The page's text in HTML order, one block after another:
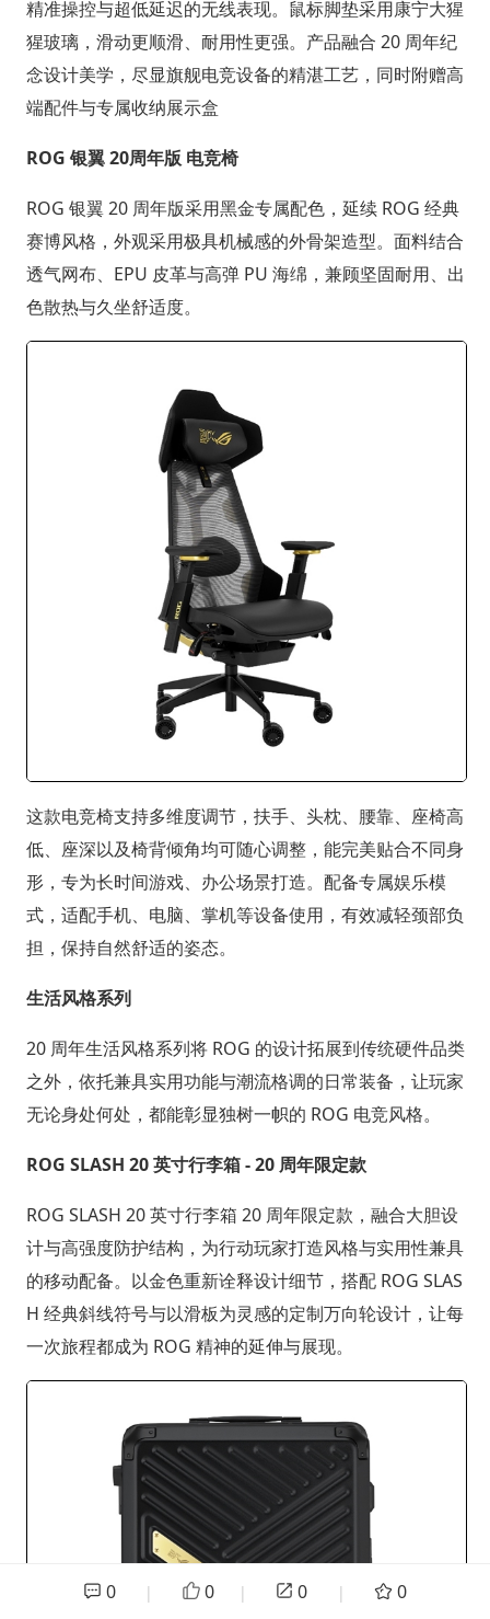
精准操控与超低延迟的无线表现。鼠标脚垫采用康宁大猩
猩玻璃，滑动更顺滑、耐用性更强。产品融合 20 周年纪
念设计美学，尽显旗舰电竞设备的精湛工艺，同时附赠高
端配件与专属收纳展示盒
ROG 银翼 20周年版 电竞椅
ROG 银翼 20 周年版采用黑金专属配色，延续 ROG 经典
赛博风格，外观采用极具机械感的外骨架造型。面料结合
透气网布、EPU 皮革与高弹 PU 海绵，兼顾坚固耐用、出
色散热与久坐舒适度。
这款电竞椅支持多维度调节，扶手、头枕、腰靠、座椅高
低、座深以及椅背倾角均可随心调整，能完美贴合不同身
形，专为长时间游戏、办公场景打造。配备专属娱乐模
式，适配手机、电脑、掌机等设备使用，有效减轻颈部负
担，保持自然舒适的姿态。
生活风格系列
20 周年生活风格系列将 ROG 的设计拓展到传统硬件品类
之外，依托兼具实用功能与潮流格调的日常装备，让玩家
无论身处何处，都能彰显独树一帜的 ROG 电竞风格。
ROG SLASH 20 英寸行李箱 - 20 周年限定款
ROG SLASH 20 英寸行李箱 20 周年限定款，融合大胆设
计与高强度防护结构，为行动玩家打造风格与实用性兼具
的移动配备。以金色重新诠释设计细节，搭配 ROG SLAS
H 经典斜线符号与以滑板为灵感的定制万向轮设计，让每
一次旅程都成为 ROG 精神的延伸与展现。
0 | 0 | 0 | 0